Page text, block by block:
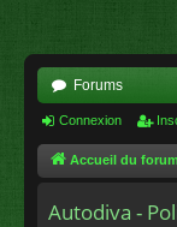
Forums
Connexion
Accueil du forum
Autodiva -